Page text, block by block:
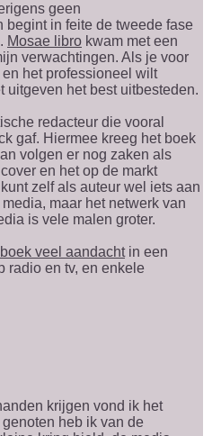
geen
begint in feite de tweede fase
Mosae libro kwam met een
verwachtingen. Als je voor
het professioneel wilt
uitgeven het best uitbesteden.
redacteur die vooral
gaf. Hiermee kreeg het boek
volgen er nog zaken als
en het op de markt
zelf als auteur wel iets aan
maar het netwerk van
is vele malen groter.
veel aandachtin een
radio en tv, en enkele
krijgen vond ik het
heb ik van de